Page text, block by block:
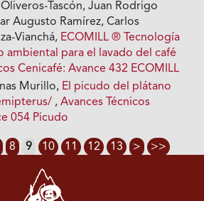
Tascón, Juan Rodrigo
Augusto Ramírez, Carlos
Vianchá, ECOMILL ® Tecnología
ambiental para el lavado del café
Cenicafé: Avance 432 ECOMILL
Murillo, El picudo del plátano
,Avances Técnicos
054 Picudo
8 9 10 11 12 13 > >>